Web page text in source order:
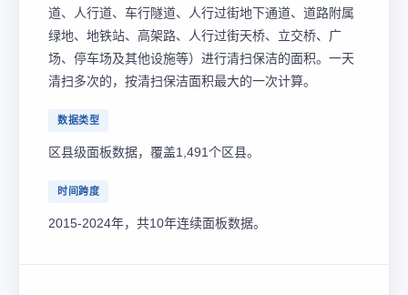
道、人行道、车行隧道、人行过街地下通道、道路附属
绿地、地铁站、高架路、人行过街天桥、立交桥、广
场、停车场及其他设施等）进行清扫保洁的面积。一天
清扫多次的，按清扫保洁面积最大的一次计算。
数据类型
区县级面板数据，覆盖1,491个区县。
时间跨度
2015-2024年，共10年连续面板数据。